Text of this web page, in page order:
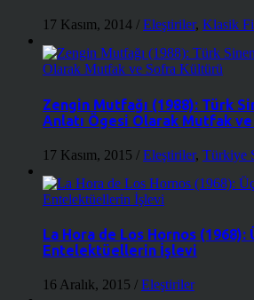
17 Kasım, 2014 / Eleştiriler, Klasik
Zengin Mutfağı (1988): Türk
Anlatı Ögesi Olarak Mutfak
17 Kasım, 2015 / Eleştiriler, Türkiye
La Hora de Los Hornos (1968):
Entelektüellerin İşlevi
16 Aralık, 2015 / Eleştiriler